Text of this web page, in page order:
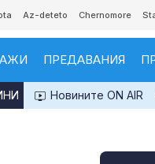
Az-deteto Chernomore
ПРЕДАВАНИЯ
Новините ON AIR